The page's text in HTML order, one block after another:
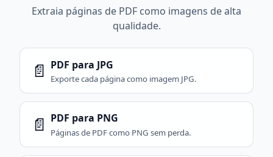
Extraia páginas de PDF como imagens de alta
qualidade.
📄 PDF para JPG
Exporte cada página como imagem JPG.
📄 PDF para PNG
Páginas de PDF como PNG sem perda.